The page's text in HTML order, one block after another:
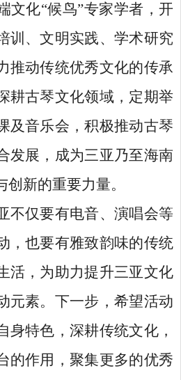
文化“候鸟”专家学者，开
训、文明实践、学术研究
推动传统优秀文化的传承
耕古琴文化领域，定期举
及音乐会，积极推动古琴
发展，成为三亚乃至海南
新的重要力量。
不仅要有电音、演唱会等
，也要有雅致韵味的传统
活，为助力提升三亚文化
元素。下一步，希望活动
身特色，深耕传统文化，
的作用，聚集更多的优秀